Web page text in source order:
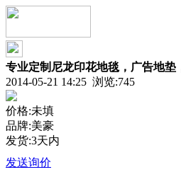
专业定制尼龙印花地毯，广告地垫
2014-05-21 14:25 浏览:745
价格:未填
品牌:美豪
发货:3天内
发送询价